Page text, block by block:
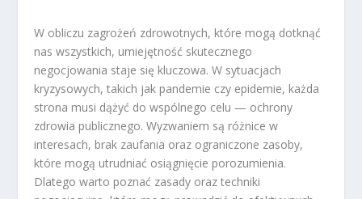
W obliczu zagrożeń zdrowotnych, które mogą dotknąć
nas wszystkich, umiejętność skutecznego
negocjowania staje się kluczowa. W sytuacjach
kryzysowych, takich jak pandemie czy epidemie, każda
strona musi dążyć do wspólnego celu — ochrony
zdrowia publicznego. Wyzwaniem są różnice w
interesach, brak zaufania oraz ograniczone zasoby,
które mogą utrudniać osiągnięcie porozumienia.
Dlatego warto poznać zasady oraz techniki